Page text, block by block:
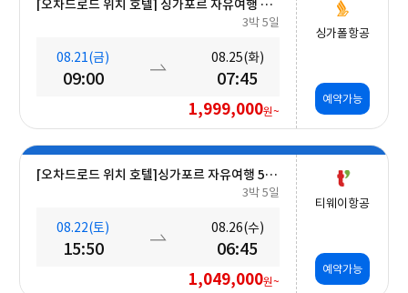
[오차드로드 위치 호텔] 싱가포르 자유여행 5일 #조식포함 #오전출발
3박 5일
08.21(금)
09:00
08.25(화)
07:45
1,999,000원~
싱가폴항공
예약가능
[오차드로드 위치 호텔]싱가포르 자유여행 5일 #조식포함 #A330대형기종
3박 5일
08.22(토)
15:50
08.26(수)
06:45
1,049,000원~
티웨이항공
예약가능